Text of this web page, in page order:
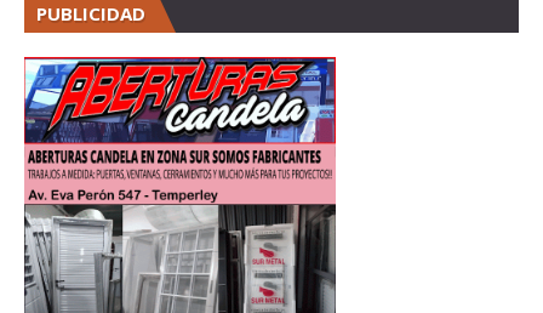
PUBLICIDAD